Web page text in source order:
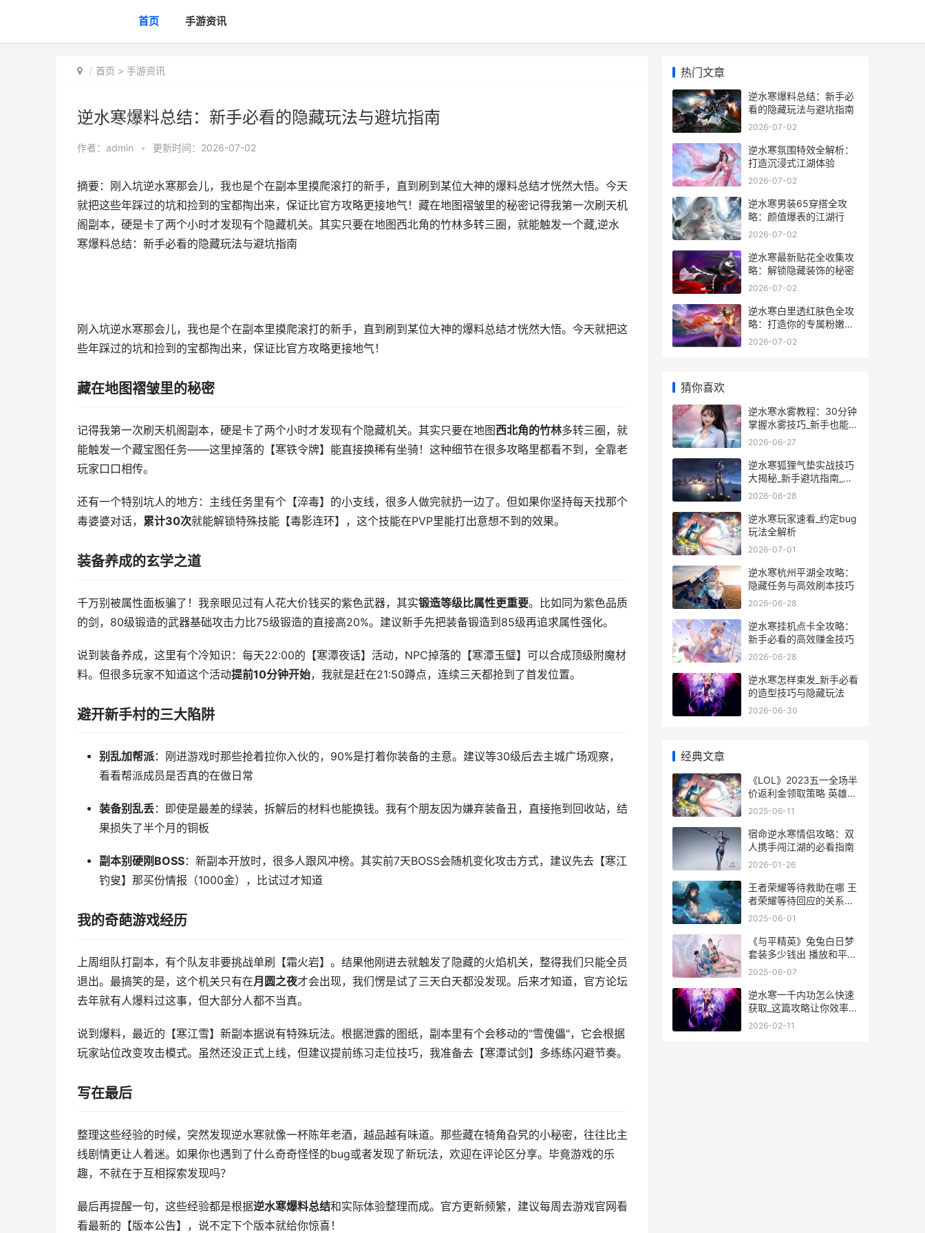
首页 手游资讯
首页 > 手游资讯
逆水寒爆料总结：新手必看的隐藏玩法与避坑指南
作者： admin • 更新时间：2026-07-02
摘要：刚入坑逆水寒那会儿，我也是个在副本里摸爬滚打的新手，直到刷到某位大神的爆料总结才恍然大悟。今天
就把这些年踩过的坑和捡到的宝都掏出来，保证比官方攻略更接地气！藏在地图褶皱里的秘密记得我第一次刷天机
阁副本，硬是卡了两个小时才发现有个隐藏机关。其实只要在地图西北角的竹林多转三圈，就能触发一个藏,逆水
寒爆料总结：新手必看的隐藏玩法与避坑指南
刚入坑逆水寒那会儿，我也是个在副本里摸爬滚打的新手，直到刷到某位大神的爆料总结才恍然大悟。今天就把这
些年踩过的坑和捡到的宝都掏出来，保证比官方攻略更接地气！
藏在地图褶皱里的秘密
记得我第一次刷天机阁副本，硬是卡了两个小时才发现有个隐藏机关。其实只要在地图西北角的竹林多转三圈，就
能触发一个藏宝图任务——这里掉落的【寒铁令牌】能直接换稀有坐骑！这种细节在很多攻略里都看不到，全靠老
玩家口口相传。
还有一个特别坑人的地方：主线任务里有个【淬毒】的小支线，很多人做完就扔一边了。但如果你坚持每天找那个
毒婆婆对话， 累计30次就能解锁特殊技能【毒影连环】，这个技能在PVP里能打出意想不到的效果。
装备养成的玄学之道
千万别被属性面板骗了！我亲眼见过有人花大价钱买的紫色武器，其实锻造等级比属性更重要。比如同为紫色品质
的剑，80级锻造的武器基础攻击力比75级锻造的直接高20%。建议新手先把装备锻造到85级再追求属性强化。
说到装备养成，这里有个冷知识：每天22:00的【寒潭夜话】活动，NPC掉落的【寒潭玉璧】可以合成顶级附魔材
料。但很多玩家不知道这个活动提前10分钟开始，我就是赶在21:50蹲点，连续三天都抢到了首发位置。
避开新手村的三大陷阱
别乱加帮派：刚进游戏时那些抢着拉你入伙的，90%是打着你装备的主意。建议等30级后去主城广场观察，
看看帮派成员是否真的在做日常
装备别乱丢：即使是最差的绿装，拆解后的材料也能换钱。我有个朋友因为嫌弃装备丑，直接拖到回收站，结
果损失了半个月的铜板
副本别硬刚BOSS：新副本开放时，很多人跟风冲榜。其实前7天BOSS会随机变化攻击方式，建议先去【寒江
钓叟】那买份情报（1000金），比试过才知道
我的奇葩游戏经历
上周组队打副本，有个队友非要挑战单刷【霜火岩】。结果他刚进去就触发了隐藏的火焰机关，整得我们只能全员
退出。最搞笑的是，这个机关只有在月圆之夜才会出现，我们愣是试了三天白天都没发现。后来才知道，官方论坛
去年就有人爆料过这事，但大部分人都不当真。
说到爆料，最近的【寒江雪】新副本据说有特殊玩法。根据泄露的图纸，副本里有个会移动的"雪傀儡"，它会根据
玩家站位改变攻击模式。虽然还没正式上线，但建议提前练习走位技巧，我准备去【寒潭试剑】多练练闪避节奏。
写在最后
整理这些经验的时候，突然发现逆水寒就像一杯陈年老酒，越品越有味道。那些藏在犄角旮旯的小秘密，往往比主
线剧情更让人着迷。如果你也遇到了什么奇奇怪怪的bug或者发现了新玩法，欢迎在评论区分享。毕竟游戏的乐
趣，不就在于互相探索发现吗？
最后再提醒一句，这些经验都是根据逆水寒爆料总结和实际体验整理而成。官方更新频繁，建议每周去游戏官网看
看最新的【版本公告】，说不定下个版本就给你惊喜！
热门文章
逆水寒爆料总结：新手必
看的隐藏玩法与避坑指南
2026-07-02
逆水寒氛围特效全解析：
打造沉浸式江湖体验
2026-07-02
逆水寒男装65穿搭全攻
略：颜值爆表的江湖行
2026-07-02
逆水寒最新贴花全收集攻
略：解锁隐藏装饰的秘密
2026-07-02
逆水寒白里透红肤色全攻
略：打造你的专属粉嫩美
人妆
2026-07-02
猜你喜欢
逆水寒水雾教程：30分钟
掌握水雾技巧_新手也能秒
变高手
2026-06-27
逆水寒狐狸气垫实战技巧
大揭秘_新手避坑指南_隐
藏玩法全解析
2026-06-28
逆水寒玩家速看_约定bug
玩法全解析
2026-07-01
逆水寒杭州平湖全攻略：
隐藏任务与高效刷本技巧
2026-06-28
逆水寒挂机点卡全攻略：
新手必看的高效赚金技巧
2026-06-28
逆水寒怎样束发_新手必看
的造型技巧与隐藏玩法
2026-06-30
经典文章
《LOL》2023五一全场半
价返利金领取策略 英雄联
盟五一活动2020
2025-06-11
宿命逆水寒情侣攻略：双
人携手闯江湖的必看指南
2026-01-26
王者荣耀等待救助在哪 王
者荣耀等待回应的关系怎
么取消
2025-06-01
《与平精英》兔兔白日梦
套装多少钱出 播放和平精
英的兔子
2025-06-07
逆水寒一千内功怎么快速
获取_这篇攻略让你效率翻
倍_
2026-02-11